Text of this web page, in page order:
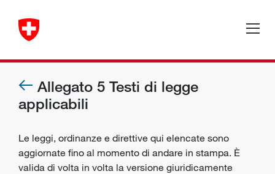
Allegato 5 Testi di legge
applicabili
Le leggi, ordinanze e direttive qui elencate sono
aggiornate fino al momento di andare in stampa. È
valida di volta in volta la versione giuridicamente